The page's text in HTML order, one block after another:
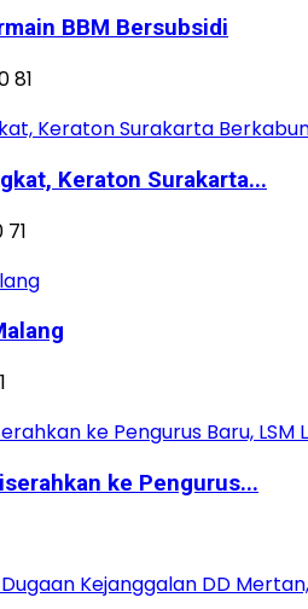
BBM Bersubsidi
81
Keraton Surakarta...
71
ke Pengurus...